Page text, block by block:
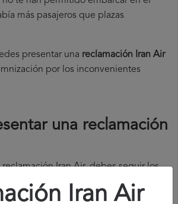
más pasajeros que plazas
presentar una reclamación Iran Air​
por los inconvenientes
una reclamación
reclamación Iran Air, debes seguir los
Iran Air